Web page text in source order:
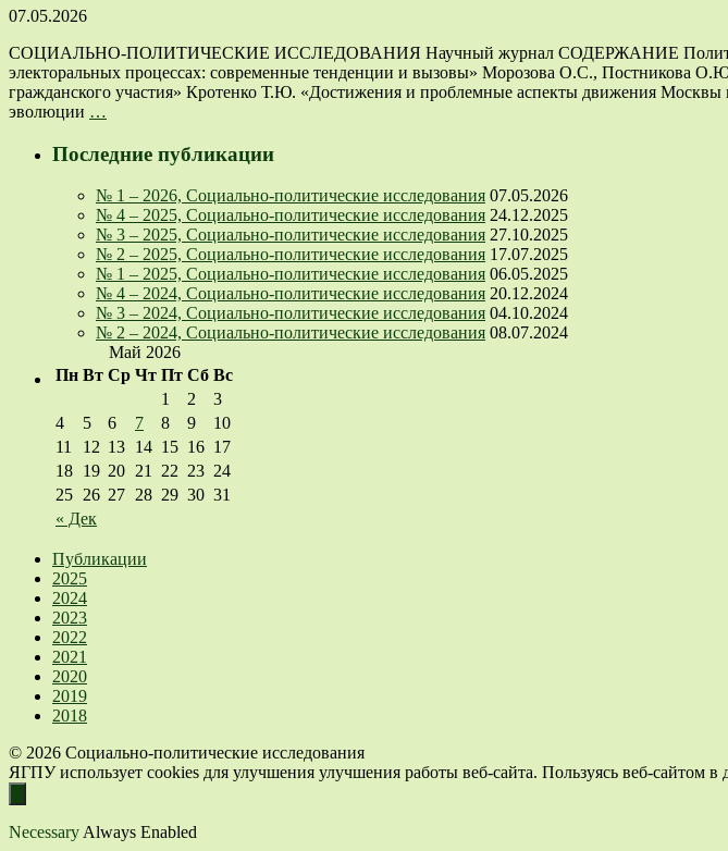
07.05.2026
СОЦИАЛЬНО-ПОЛИТИЧЕСКИЕ ИССЛЕДОВАНИЯ Научный журнал СОДЕРЖАНИЕ
электоральных процессах: современные тенденции и вызовы» Морозова О.С., Постникова
гражданского участия» Кротенко Т.Ю. «Достижения и проблемные аспекты движения
эволюции …
Последние публикации
№ 1 – 2026, Социально-политические исследования 07.05.2026
№ 4 – 2025, Социально-политические исследования 24.12.2025
№ 3 – 2025, Социально-политические исследования 27.10.2025
№ 2 – 2025, Социально-политические исследования 17.07.2025
№ 1 – 2025, Социально-политические исследования 06.05.2025
№ 4 – 2024, Социально-политические исследования 20.12.2024
№ 3 – 2024, Социально-политические исследования 04.10.2024
№ 2 – 2024, Социально-политические исследования 08.07.2024
Май 2026
Пн Вт Ср Чт Пт Сб Вс
« Дек
1 2
3
4
5 6 7 8 9
10
11
12 13 14 15 16 17
18 19 20 21 22 23 24
25 26 27 28 29 30 31
Публикации
2025
2024
2023
2022
2021
2020
2019
2018
© 2026 Социально-политические исследования
ЯГПУ использует cookies для улучшения улучшения работы веб-сайта. Пользуясь веб-сайтом
Necessary Always Enabled